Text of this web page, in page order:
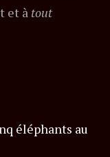
et à tout
éléphants au